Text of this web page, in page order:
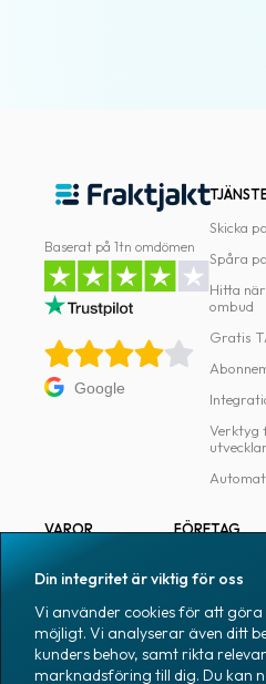
Baserat på 1tn omdömen
Google
Skicka
Spåra
Hitta
ombud
Gratis
Verktyg
VAROR
Märkning
Emballage
Emballagetillbehör
FÖRETAG
Pressrum
Medarbetare
Jobb &
Din integritet är viktig för oss
Vi använder cookies för att göra
möjligt. Vi analyserar även ditt
kunders behov, samt rikta
marknadsföring till dig. Du kan